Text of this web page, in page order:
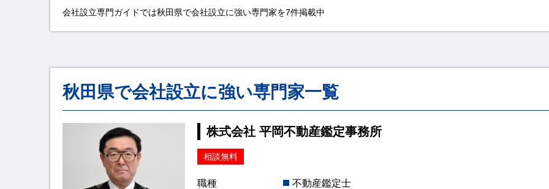
会社設立専門ガイドでは秋田県で会社設立に強い専門家を7件掲載中
秋田県で会社設立に強い専門家一覧
株式会社 平岡不動産鑑定事務所
相談無料
職種 不動産鑑定士